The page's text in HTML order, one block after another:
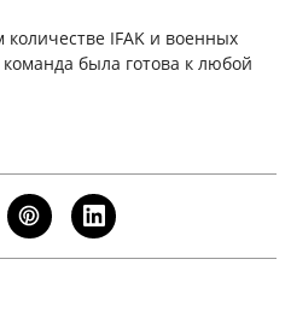
IFAK и военных
была готова к любой